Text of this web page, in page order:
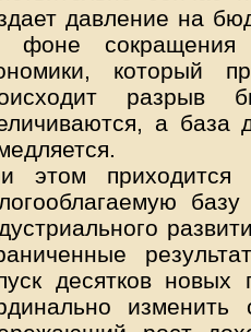
давление на
фоне сокращения
который
разрыв
а база
этом приходится
десятков
изменить